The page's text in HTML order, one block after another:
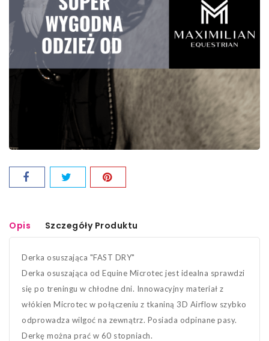
Opis Szczegóły Produktu
Derka osuszająca "FAST DRY"
Derka osuszająca od Equine Microtec jest idealna sprawdzi
się po treningu w chłodne dni. Innowacyjny materiał z
włókien Microtec w połączeniu z tkaniną 3D Airflow szybko
odprowadza wilgoć na zewnątrz. Posiada odpinane pasy.
Derkę można prać w 60 stopniach.